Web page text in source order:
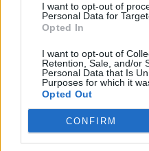
I want to opt-out of
Personal Data for
Opted In
I want to opt-out of
Retention, Sale, and/or
Personal Data that Is
Purposes for which it
Opted Out
CONFIRM
Retomada circulação na
automóvel e camião
A circulação no troço da
Ourique e Garvão foi...
27 Julho, 2026 - 20:49